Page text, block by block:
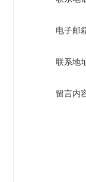
电子邮
联系地
留言内